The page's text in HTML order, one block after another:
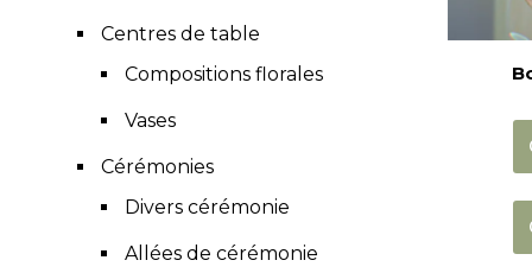
Centres de table
Compositions florales
Vases
Cérémonies
Divers cérémonie
Allées de cérémonie